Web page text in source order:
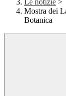
Le notizie >
Mostra dei
Botanica